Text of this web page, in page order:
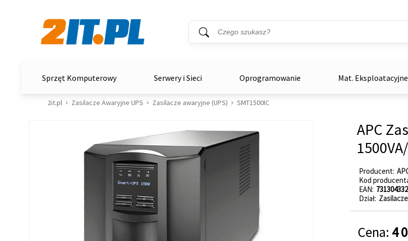
Wyszukiwarka
Słowo kluczowe
Sprzęt Komputerowy Serwery i Sieci Oprogramowanie Mat. Eksploatacyjne
2it.pl Zasilacze Awaryjne UPS Zasilacze awaryjne (UPS) SMT1500IC
APC
Producent
Kod
EAN
Dział
Cena: 4